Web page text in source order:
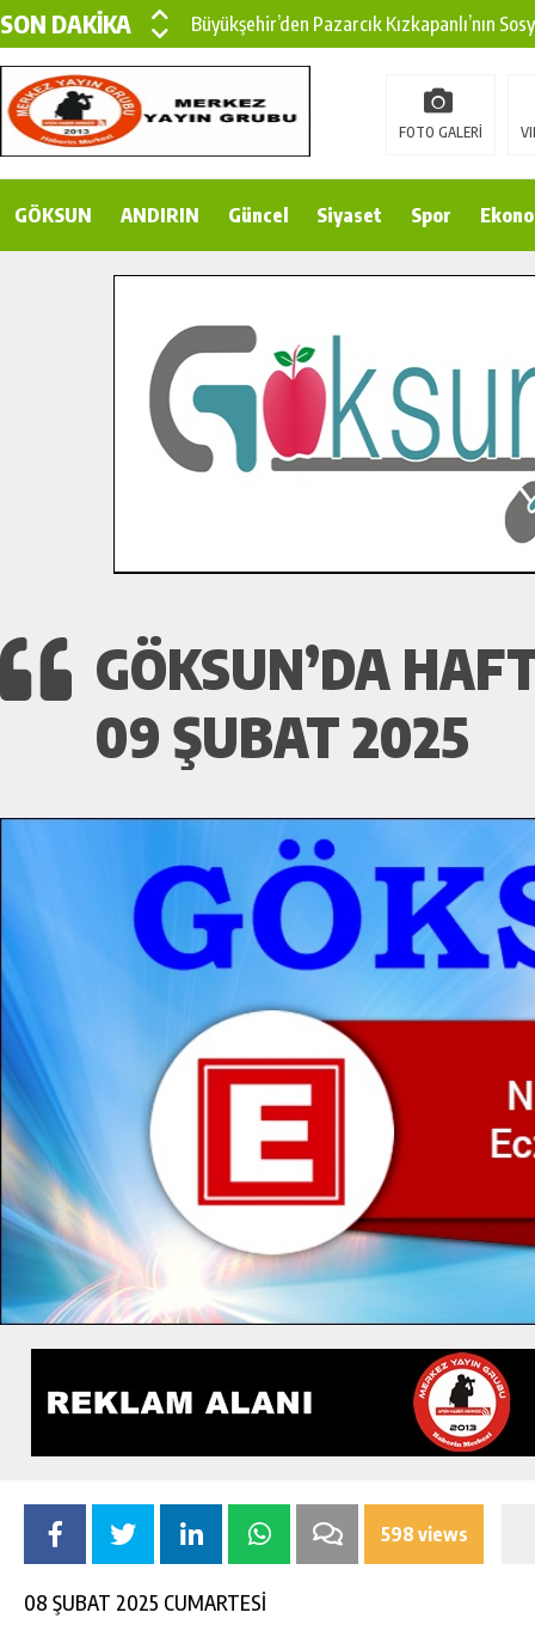
SON DAKİKA
Büyükşehir’den Pazarcık Kızkapanlı’nın
Büyükşehir’den Pazarcık Kırsalına Modern
Çin’den KSÜ’ye Uluslararası Başarı:
Gençler Pusula Maraş Kampında Yeni
İlçe Jandarma Komutanı Karakaya’dan
Bertiz’in Yeni Köprüsünde Sona Doğru.
FOTO GALERİ
GÖKSUN ANDIRIN Güncel Siyaset Spor
GÖKSUN’DA
09 ŞUBAT 2025
598 views
08 ŞUBAT 2025 CUMARTESİ